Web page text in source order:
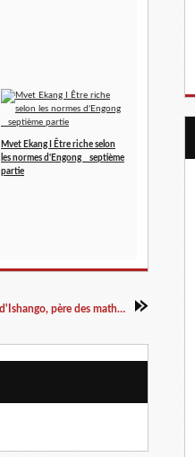
Mvet Ekang I Être riche selon
les normes d'Engong _ septième
partie
Le vrai nom de l'homme d'Ishango, père des mathématiques